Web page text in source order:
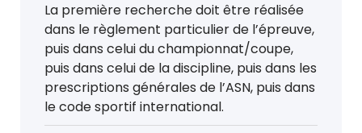
La première recherche doit être réalisée
dans le règlement particulier de l’épreuve,
puis dans celui du championnat/coupe,
puis dans celui de la discipline, puis dans les
prescriptions générales de l’ASN, puis dans
le code sportif international.